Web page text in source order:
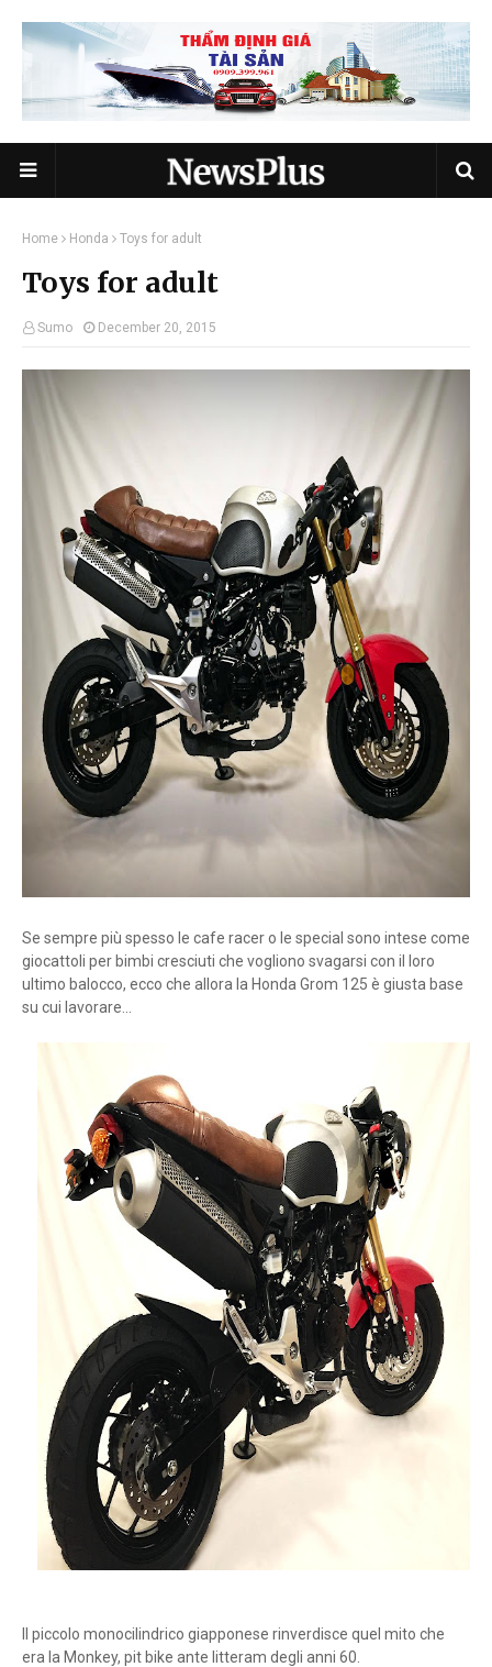
Home Honda Toys for adult
Toys for adult
Sumo December 20, 2015
Se sempre più spesso le cafe racer o le special sono intese come
giocattoli per bimbi cresciuti che vogliono svagarsi con il loro
ultimo balocco, ecco che allora la Honda Grom 125 è giusta base
su cui lavorare...
Il piccolo monocilindrico giapponese rinverdisce quel mito che
era la Monkey, pit bike ante litteram degli anni 60.